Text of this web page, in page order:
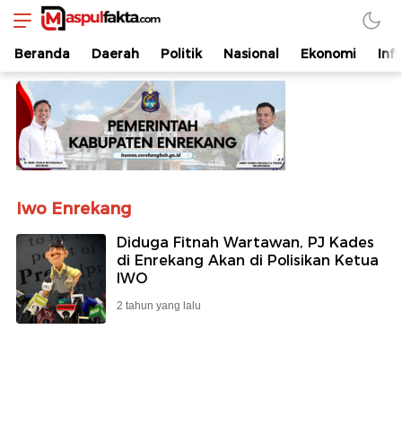
maspulfakta.com
Lokal Mendunia
Beranda Daerah Politik Nasional Ekonomi
Iwo Enrekang
Diduga Fitnah Wartawan, PJ Kades
di Enrekang Akan di Polisikan Ketua
IWO
2 tahun yang lalu